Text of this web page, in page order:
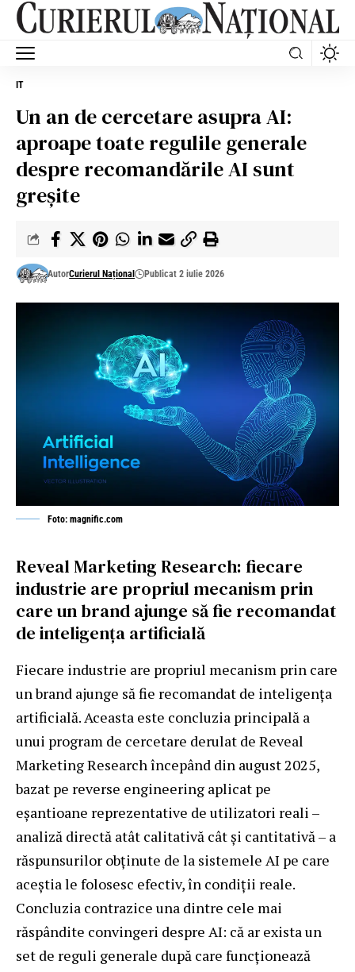
IT
Un an de cercetare asupra AI:
aproape toate regulile generale
despre recomandările AI sunt
greșite
AutorCurierul Național Publicat 2 iulie 2026
Foto: magnific.com
Reveal Marketing Research: fiecare
industrie are propriul mecanism prin
care un brand ajunge să fie recomandat
de inteligența artificială
Fiecare industrie are propriul mecanism prin care
un brand ajunge să fie recomandat de inteligența
artificială. Aceasta este concluzia principală a
unui program de cercetare derulat de Reveal
Marketing Research începând din august 2025,
bazat pe reverse engineering aplicat pe
eșantioane reprezentative de utilizatori reali –
analiză directă atât calitativă cât și cantitativă – a
răspunsurilor obținute de la sistemele AI pe care
aceștia le folosesc efectiv, în condiții reale.
Concluzia contrazice una dintre cele mai
răspândite convingeri despre AI: că ar exista un
set de reguli generale după care funcționează